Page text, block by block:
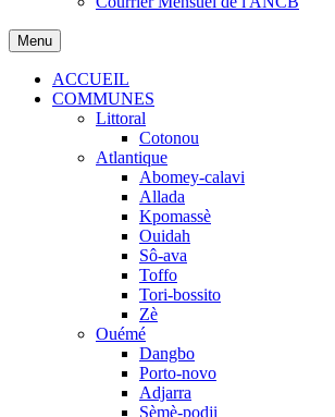
Menu
ACCUEIL
COMMUNES
Littoral
Cotonou
Atlantique
Abomey-calavi
Allada
Kpomassè
Ouidah
Sô-ava
Toffo
Tori-bossito
Zè
Ouémé
Dangbo
Porto-novo
Adjarra
Sèmè-podji